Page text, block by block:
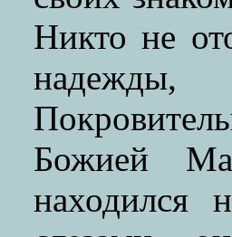
Никто не
Божией
находился